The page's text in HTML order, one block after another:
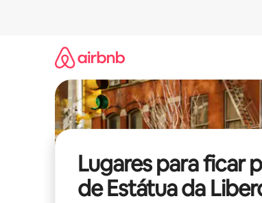
Lugares para ficar
de Estátua da